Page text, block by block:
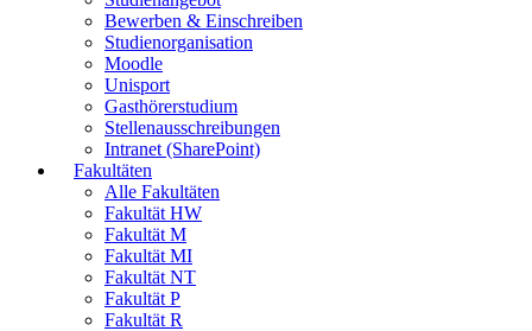
Bewerben & Einschreiben
Studienorganisation
Moodle
Unisport
Gasthörerstudium
Stellenausschreibungen
Intranet (SharePoint)
Fakultäten
Alle Fakultäten
Fakultät HW
Fakultät M
Fakultät MI
Fakultät NT
Fakultät P
Fakultät R